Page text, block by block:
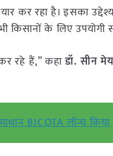
कर रहा है। इसका
किसानों के लिए उपयोगी
कर रहे हैं,” कहाडॉ. सीन
BICOTA लॉन्च किया